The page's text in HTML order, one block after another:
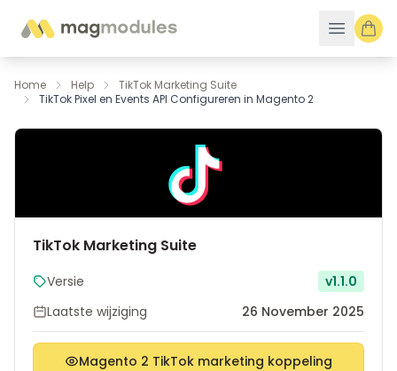
Home Help
TikTok Marketing Suite
TikTok Pixel en Events API Configureren in Magento 2
TikTok Marketing Suite
Versie
v1.1.0
Laatste wijziging
26 November 2025
Magento 2 TikTok marketing koppeling